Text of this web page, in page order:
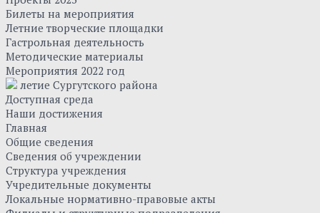
Билеты на мероприятия
Летние творческие площадки
Гастрольная деятельность
Методические материалы
Мероприятия 2022 год
летие Сургутского района
Доступная среда
Наши достижения
Главная
Общие сведения
Сведения об учреждении
Структура учреждения
Учредительные документы
Локальные нормативно-правовые акты